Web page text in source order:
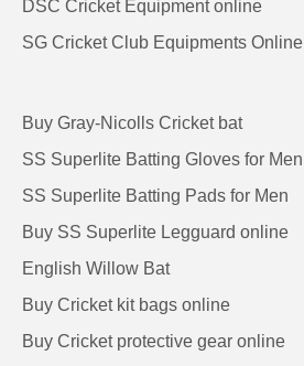
DSC Cricket Equipment online
SG Cricket Club Equipments Online
Buy Gray-Nicolls Cricket bat
SS Superlite Batting Gloves for Men
SS Superlite Batting Pads for Men
Buy SS Superlite Legguard online
English Willow Bat
Buy Cricket kit bags online
Buy Cricket protective gear online